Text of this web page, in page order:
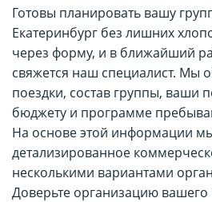
Готовы планировать вашу
Екатеринбург без лишних
через форму, и в ближайший
свяжется наш специалист. Мы
поездки, состав группы, ваши
бюджету и программе
На основе этой информации
детализированное
несколькими вариантами
Доверьте организацию вашего